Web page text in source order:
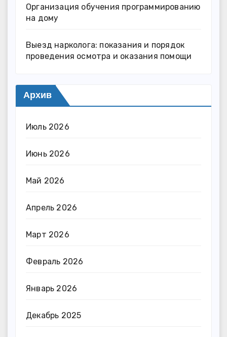
Организация обучения программированию
на дому
Выезд нарколога: показания и порядок
проведения осмотра и оказания помощи
Архив
Июль 2026
Июнь 2026
Май 2026
Апрель 2026
Март 2026
Февраль 2026
Январь 2026
Декабрь 2025